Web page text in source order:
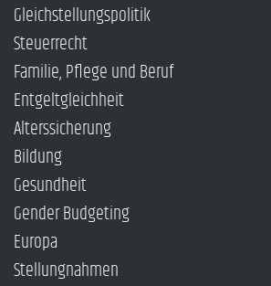
Gleichstellungspolitik
Steuerrecht
Familie, Pflege und Beruf
Entgeltgleichheit
Alterssicherung
Bildung
Gesundheit
Gender Budgeting
Europa
Stellungnahmen